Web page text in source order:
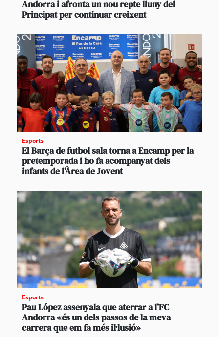
Andorra i afronta un nou repte lluny del
Principat per continuar creixent
Esports
El Barça de futbol sala torna a Encamp per la
pretemporada i ho fa acompanyat dels
infants de l’Àrea de Jovent
Esports
Pau López assenyala que aterrar a l’FC
Andorra «és un dels passos de la meva
carrera que em fa més il·lusió»